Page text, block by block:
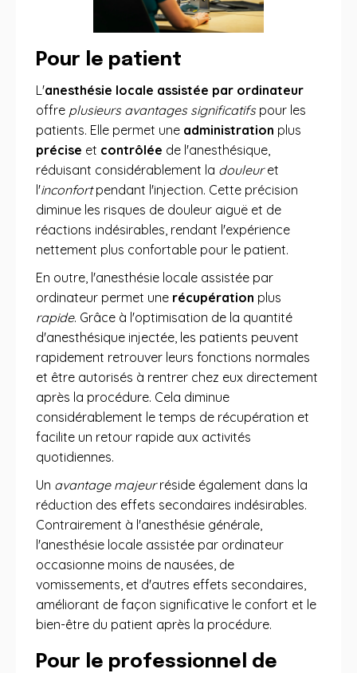
Pour le patient
L'anesthésie locale assistée par ordinateur
offre plusieurs avantages significatifspour les
patients. Elle permet une administration plus
précise et contrôlée de l'anesthésique,
réduisant considérablement la douleuret
l'inconfortpendant l'injection. Cette précision
diminue les risques de douleur aiguë et de
réactions indésirables, rendant l'expérience
nettement plus confortable pour le patient.
En outre, l'anesthésie locale assistée par
ordinateur permet une récupération plus
rapide. Grâce à l'optimisation de la quantité
d'anesthésique injectée, les patients peuvent
rapidement retrouver leurs fonctions normales
et être autorisés à rentrer chez eux directement
après la procédure. Cela diminue
considérablement le temps de récupération et
facilite un retour rapide aux activités
quotidiennes.
Un avantage majeurréside également dans la
réduction des effets secondaires indésirables.
Contrairement à l'anesthésie générale,
l'anesthésie locale assistée par ordinateur
occasionne moins de nausées, de
vomissements, et d'autres effets secondaires,
améliorant de façon significative le confort et le
bien-être du patient après la procédure.
Pour le professionnel de